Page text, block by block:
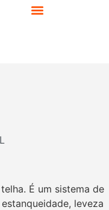
É um sistema de
leveza